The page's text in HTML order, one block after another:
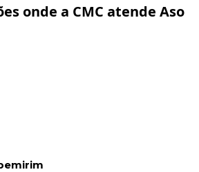
onde a CMC atende Aso